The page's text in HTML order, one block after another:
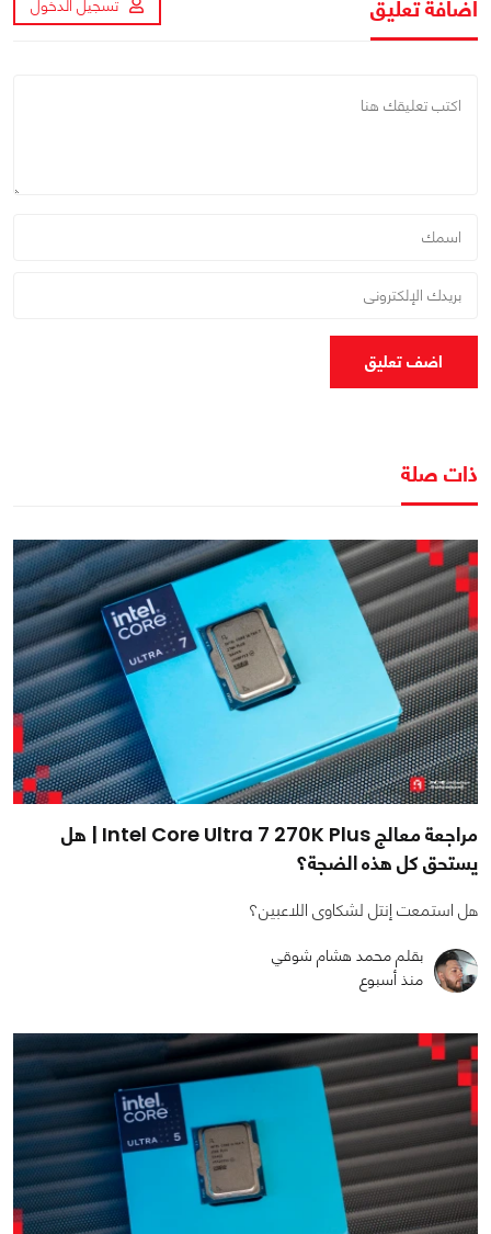
اضافة تعليق تسجيل الدخول
اضف تعليق
ذات صلة
مراجعة معالج Intel Core Ultra 7 270K Plus | هل
يستحق كل هذه الضجة؟
هل استمعت إنتل لشكاوى اللاعبين؟
بقلم محمد هشام شوقي
منذ أسبوع